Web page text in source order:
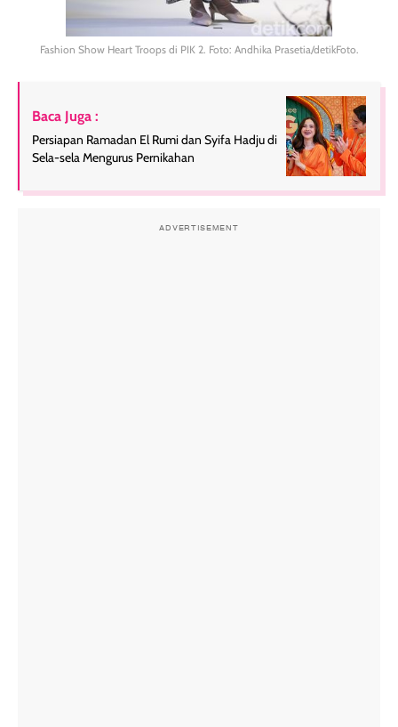
Fashion Show Heart Troops di PIK 2. Foto: Andhika Prasetia/detikFoto.
Baca Juga :
Persiapan Ramadan El Rumi dan Syifa Hadju di
Sela-sela Mengurus Pernikahan
ADVERTISEMENT